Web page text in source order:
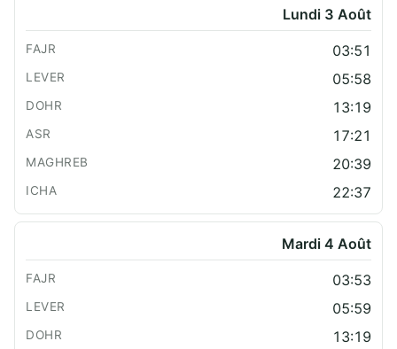
Lundi 3 Août
03:51
05:58
13:19
17:21
20:39
22:37
Mardi 4 Août
03:53
05:59
13:19